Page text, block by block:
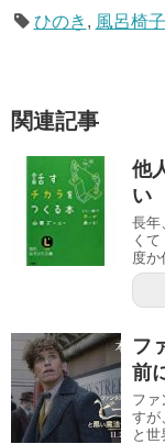
ひのき , 風呂椅子
関連記事
他
い
長年
く
度か
フ
前
ファ
すが
と世